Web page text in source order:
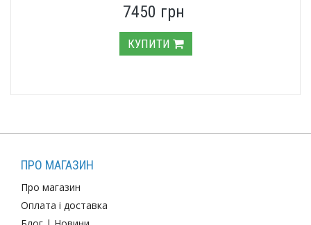
7450 грн
КУПИТИ
ПРО МАГАЗИН
Про магазин
Оплата і доставка